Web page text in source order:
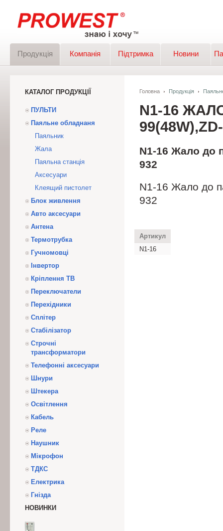
Продукція Компанія Підтримка Новини
КАТАЛОГ ПРОДУКЦІЇ
ПУЛЬТИ
Паяльне обладнаня
Паяльник
Жала
Паяльна станція
Аксесуари
Клеящий пистолет
Блок живлення
Авто аксесуари
Антена
Термотрубка
Гучномовці
Інвертор
Кріплення ТВ
Переключатели
Перехідники
Сплітер
Стабілізатор
Строчні
трансформатори
Телефонні аксесуари
Шнури
Штекера
Освітлення
Кабель
Реле
Наушник
Мікрофон
ТДКС
Електрика
Гнізда
НОВИНКИ
Головна Продукція
N1-16
N1-16 Жало до
932
N1-16 Жало до
932
Артикул
N1-16